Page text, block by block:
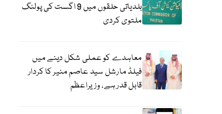
بلدیاتی حلقوں میں 9 اگست کی پولنگ
ملتوی کردی
معاہدے کو عملی شکل دینے میں
فیلڈ مارشل سید عاصم منیر کا کردار
قابل قدر ہے، وزیراعظم